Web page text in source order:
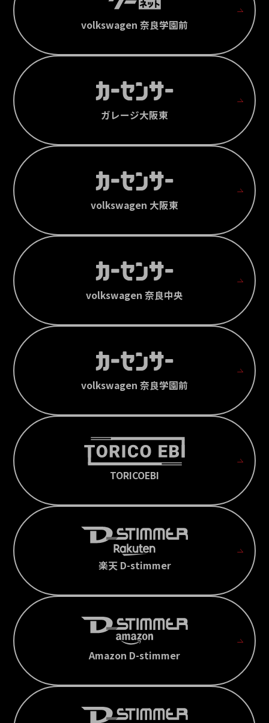
volkswagen 奈良学園前
ガレージ大阪東
volkswagen 大阪東
volkswagen 奈良中央
volkswagen 奈良学園前
TORICOEBI
楽天 D-stimmer
Amazon D-stimmer